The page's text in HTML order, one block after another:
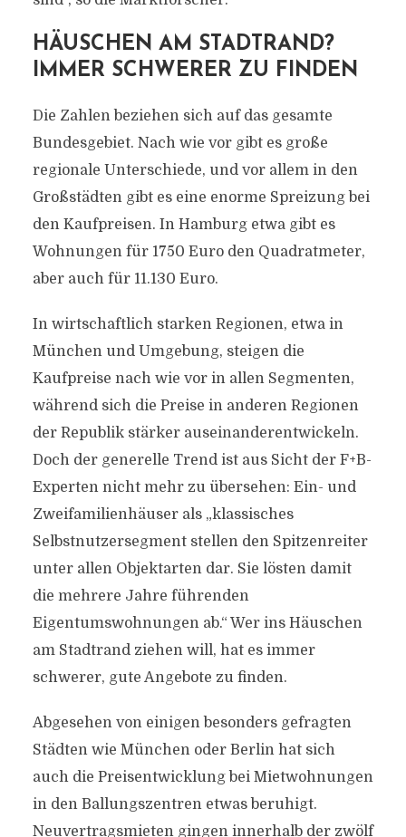
HÄUSCHEN AM STADTRAND?
IMMER SCHWERER ZU FINDEN
Die Zahlen beziehen sich auf das gesamte
Bundesgebiet. Nach wie vor gibt es große
regionale Unterschiede, und vor allem in den
Großstädten gibt es eine enorme Spreizung bei
den Kaufpreisen. In Hamburg etwa gibt es
Wohnungen für 1750 Euro den Quadratmeter,
aber auch für 11.130 Euro.
In wirtschaftlich starken Regionen, etwa in
München und Umgebung, steigen die
Kaufpreise nach wie vor in allen Segmenten,
während sich die Preise in anderen Regionen
der Republik stärker auseinanderentwickeln.
Doch der generelle Trend ist aus Sicht der F+B-
Experten nicht mehr zu übersehen: Ein- und
Zweifamilienhäuser als „klassisches
Selbstnutzersegment stellen den Spitzenreiter
unter allen Objektarten dar. Sie lösten damit
die mehrere Jahre führenden
Eigentumswohnungen ab.“ Wer ins Häuschen
am Stadtrand ziehen will, hat es immer
schwerer, gute Angebote zu finden.
Abgesehen von einigen besonders gefragten
Städten wie München oder Berlin hat sich
auch die Preisentwicklung bei Mietwohnungen
in den Ballungszentren etwas beruhigt.
Neuvertragsmieten gingen innerhalb der zwölf